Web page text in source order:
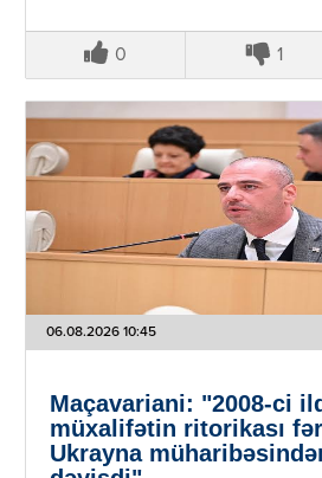
0 1
06.08.2026 10:45
Maçavariani: "2008-ci
müxalifətin ritorikası
Ukrayna